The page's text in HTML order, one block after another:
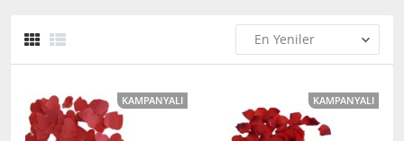
KAMPANYALI KAMPANYALI